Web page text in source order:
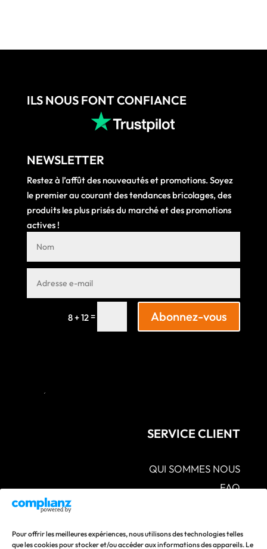
Pour offrir les meilleures expériences, nous utilisons des technologies telles
que les cookies pour stocker et/ou accéder aux informations des appareils. Le
ILS NOUS FONT CONFIANCE
NEWSLETTER
Restez à l’affût des nouveautés et promotions. Soyez
le premier au courant des tendances bricolages, des
produits les plus prisés du marché et des promotions
actives !
8 + 12= Abonnez-vous
SERVICE CLIENT
QUI SOMMES NOUS
FAQ
CGV – POLITIQUES DE CONFIDENTIALITÉ –
S.A.V POLITIQUE DE RETOUR ET DE
REMBOURSEMENT